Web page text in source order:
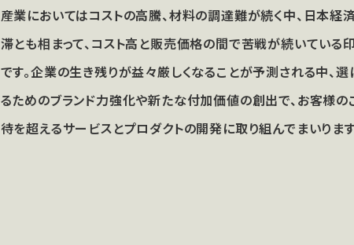
産業においてはコストの高騰、材料の調達難が続く中、日本経
滞とも相まって、コスト高と販売価格の間で苦戦が続いている
です。企業の生き残りが益々厳しくなることが予測される中、
るためのブランド力強化や新たな付加価値の創出で、お客様の
待を超えるサービスとプロダクトの開発に取り組んでまいります